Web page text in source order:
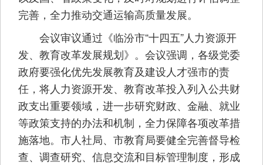
完善，全力推动交通运输高质量发展。
会议审议通过《临汾市“十四五”人力资源开
发、教育改革发展规划》。会议强调，各级党委
政府要强化优先发展教育及建设人才强市的责
任，将人力资源开发、教育改革投入列入公共财
政支出重要领域，进一步研究财政、金融、就业
等政策支持的办法和机制，全力保障各项改革措
施落地。市人社局、市教育局要健全完善督导检
查、调查研究、信息交流和目标管理制度，形成